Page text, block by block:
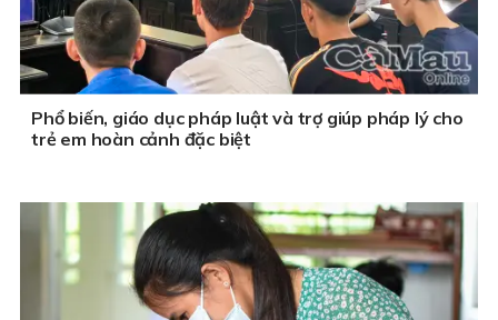
Phổ biến, giáo dục pháp luật và trợ giúp pháp lý cho
trẻ em hoàn cảnh đặc biệt